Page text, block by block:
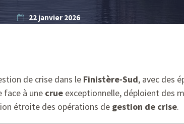
22 janvier 2026
de crise dans le Finistère-Sud, avec des
face à une crue exceptionnelle, déploient des
étroite des opérations de gestion de crise.